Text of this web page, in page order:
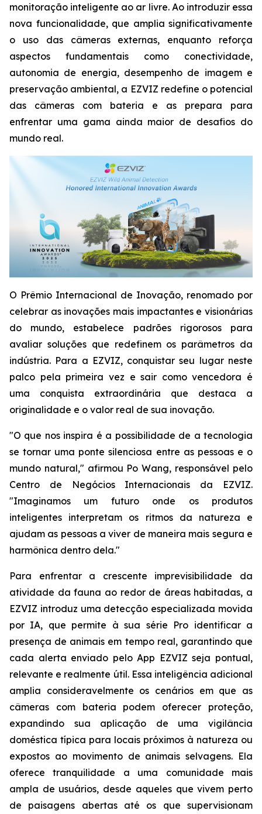
monitoração inteligente ao ar livre. Ao introduzir essa
nova funcionalidade, que amplia significativamente
o uso das câmeras externas, enquanto reforça
aspectos fundamentais como conectividade,
autonomia de energia, desempenho de imagem e
preservação ambiental, a EZVIZ redefine o potencial
das câmeras com bateria e as prepara para
enfrentar uma gama ainda maior de desafios do
mundo real.
O Prêmio Internacional de Inovação, renomado por
celebrar as inovações mais impactantes e visionárias
do mundo, estabelece padrões rigorosos para
avaliar soluções que redefinem os parâmetros da
indústria. Para a EZVIZ, conquistar seu lugar neste
palco pela primeira vez e sair como vencedora é
uma conquista extraordinária que destaca a
originalidade e o valor real de sua inovação.
"O que nos inspira é a possibilidade de a tecnologia
se tornar uma ponte silenciosa entre as pessoas e o
mundo natural," afirmou Po Wang, responsável pelo
Centro de Negócios Internacionais da EZVIZ.
"Imaginamos um futuro onde os produtos
inteligentes interpretam os ritmos da natureza e
ajudam as pessoas a viver de maneira mais segura e
harmônica dentro dela."
Para enfrentar a crescente imprevisibilidade da
atividade da fauna ao redor de áreas habitadas, a
EZVIZ introduz uma detecção especializada movida
por IA, que permite à sua série Pro identificar a
presença de animais em tempo real, garantindo que
cada alerta enviado pelo App EZVIZ seja pontual,
relevante e realmente útil. Essa inteligência adicional
amplia consideravelmente os cenários em que as
câmeras com bateria podem oferecer proteção,
expandindo sua aplicação de uma vigilância
doméstica típica para locais próximos à natureza ou
expostos ao movimento de animais selvagens. Ela
oferece tranquilidade a uma comunidade mais
ampla de usuários, desde aqueles que vivem perto
de paisagens abertas até os que supervisionam